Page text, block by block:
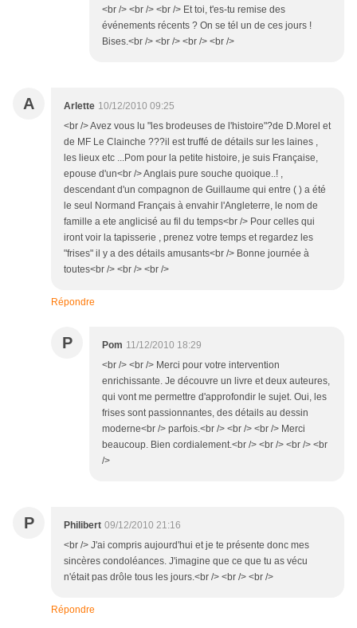
<br /> <br /> <br /> Et toi, t'es-tu remise des
événements récents ? On se tél un de ces jours !
Bises.<br /> <br /> <br /> <br />
A Arlette 10/12/2010 09:25
<br /> Avez vous lu "les brodeuses de l'histoire"?de D.Morel et
de MF Le Clainche ???il est truffé de détails sur les laines ,
les lieux etc ...Pom pour la petite histoire, je suis Française,
epouse d'un<br /> Anglais pure souche quoique..! ,
descendant d'un compagnon de Guillaume qui entre ( ) a été
le seul Normand Français à envahir l'Angleterre, le nom de
famille a ete anglicisé au fil du temps<br /> Pour celles qui
iront voir la tapisserie , prenez votre temps et regardez les
"frises" il y a des détails amusants<br /> Bonne journée à
toutes<br /> <br /> <br />
Répondre
P Pom 11/12/2010 18:29
<br /> <br /> Merci pour votre intervention
enrichissante. Je découvre un livre et deux auteures,
qui vont me permettre d'approfondir le sujet. Oui, les
frises sont passionnantes, des détails au dessin
moderne<br /> parfois.<br /> <br /> <br /> Merci
beaucoup. Bien cordialement.<br /> <br /> <br /> <br
/>
P Philibert 09/12/2010 21:16
<br /> J'ai compris aujourd'hui et je te présente donc mes
sincères condoléances. J'imagine que ce que tu as vécu
n'était pas drôle tous les jours.<br /> <br /> <br />
Répondre